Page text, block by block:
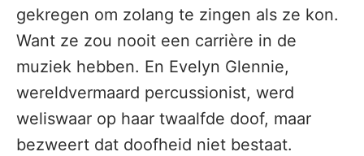
gekregen om zolang te zingen als ze kon.
Want ze zou nooit een carrière in de
muziek hebben. En Evelyn Glennie,
wereldvermaard percussionist, werd
weliswaar op haar twaalfde doof, maar
bezweert dat doofheid niet bestaat.